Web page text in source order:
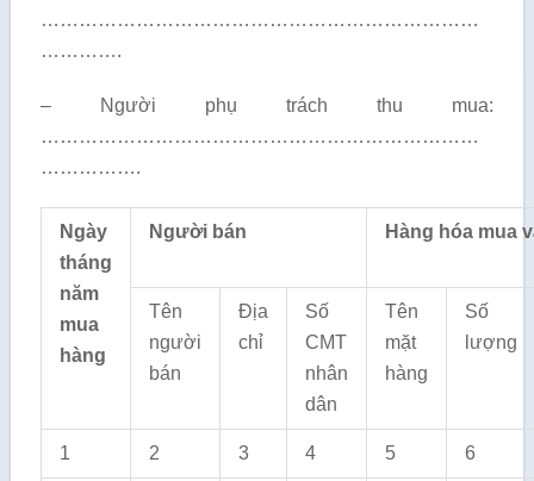
……………………………………………………………
………….
– Người phụ trách thu mua:
……………………………………………………………
…………….
Ngày
tháng
năm
mua
hàng
Người bán Hàng hóa mua
Tên
người
bán
Địa
chỉ
Số
CMT
nhân
dân
Tên
mặt
hàng
Số
lượng
1 2 3 4 5 6